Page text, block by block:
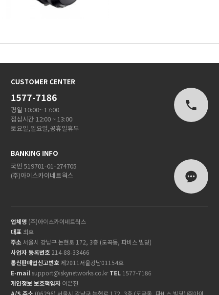
CUSTOMER CENTER
1577-7186
평일 10:00~ 17:00
점심시간 12:00 ~ 13:00
토요일,일요일,공휴일휴무
BANKING INFO
국민 519701-01-274705
(주)아이스카이네트웍스
업체명 (주)아이스카이네트웍스
대표 최호
주소서울시 강남구 논현로 172, 3층 (도곡동, 파비스 빌딩)
사업자 등록번호 214-88-33466
통신판매업신고번호 제2011서울강남01154호
E-mail support@iskynetworks.co.krTEL 1577-7186
개인정보 보호책임자 이은진
A/S 주소 (06296) 서울시 강남구 논현로 172, 3층 (도곡동, 파비스 빌딩) ㈜아이